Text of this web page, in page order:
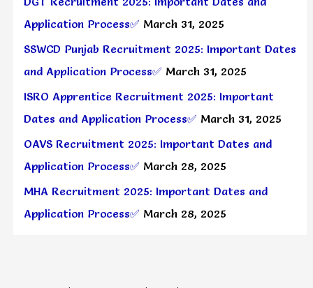
Application Process✅ March 31, 2025
SSWCD Punjab Recruitment 2025: Important Dates
and Application Process✅ March 31, 2025
ISRO Apprentice Recruitment 2025: Important
Dates and Application Process✅ March 31, 2025
OAVS Recruitment 2025: Important Dates and
Application Process✅ March 28, 2025
MHA Recruitment 2025: Important Dates and
Application Process✅ March 28, 2025